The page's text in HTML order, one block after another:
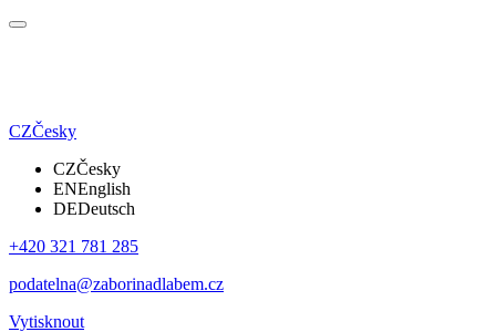
CZČesky
CZČesky
ENEnglish
DEDeutsch
+420 321 781 285
podatelna@zaborinadlabem.cz
Vytisknout